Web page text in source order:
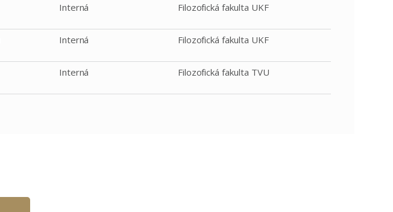
Interná Filozofická fakulta UKF
Interná Filozofická fakulta UKF
Interná Filozofická fakulta TVU